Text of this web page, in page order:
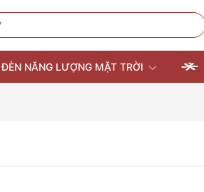
ĐÈN NĂNG LƯỢNG MẶT TRỜI